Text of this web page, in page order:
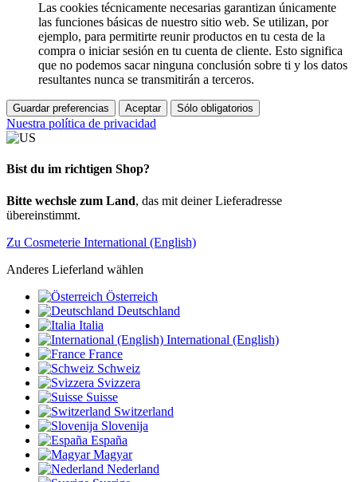
Las cookies técnicamente necesarias garantizan únicamente
las funciones básicas de nuestro sitio web. Se utilizan, por
ejemplo, para permitirte reunir productos en tu cesta de la
compra o iniciar sesión en tu cuenta de cliente. Esto significa
que no podemos sacar ninguna conclusión sobre ti y los datos
resultantes nunca se transmitirán a terceros.
Guardar preferencias Aceptar Sólo obligatorios
Nuestra política de privacidad
Bist du im richtigen Shop?
Bitte wechsle zum Land, das mit deiner Lieferadresse
übereinstimmt.
Zu Cosmeterie International (English)
Anderes Lieferland wählen
Österreich
Deutschland
Italia
International (English)
France
Schweiz
Svizzera
Suisse
Switzerland
Slovenija
España
Magyar
Nederland